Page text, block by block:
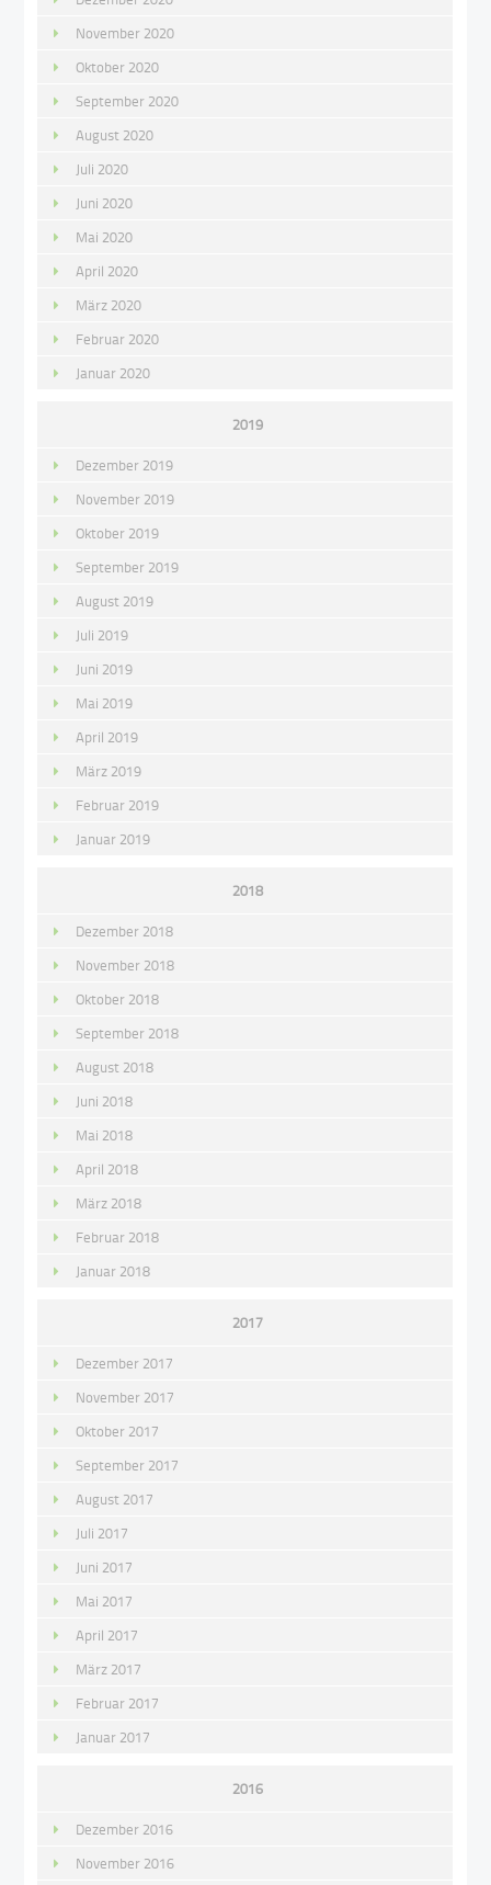
November 2020
Oktober 2020
September 2020
August 2020
Juli 2020
Juni 2020
Mai 2020
April 2020
März 2020
Februar 2020
Januar 2020
2019
Dezember 2019
November 2019
Oktober 2019
September 2019
August 2019
Juli 2019
Juni 2019
Mai 2019
April 2019
März 2019
Februar 2019
Januar 2019
2018
Dezember 2018
November 2018
Oktober 2018
September 2018
August 2018
Juni 2018
Mai 2018
April 2018
März 2018
Februar 2018
Januar 2018
2017
Dezember 2017
November 2017
Oktober 2017
September 2017
August 2017
Juli 2017
Juni 2017
Mai 2017
April 2017
März 2017
Februar 2017
Januar 2017
2016
Dezember 2016
November 2016